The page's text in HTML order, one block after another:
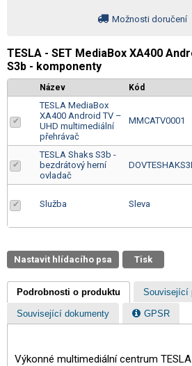
Možnosti doručení
TESLA - SET MediaBox XA400
S3b - komponenty
Název Kód
TESLA MediaBox
XA400 Android TV –
UHD multimediální
přehrávač
MMCATV0001
TESLA Shaks S3b -
bezdrátový herní
ovladač
Služba Sleva
Nastavit hlídacího psa Tisk
Podrobnosti o produktu Související
Související dokumenty GPSR
Výkonné multimediální centrum